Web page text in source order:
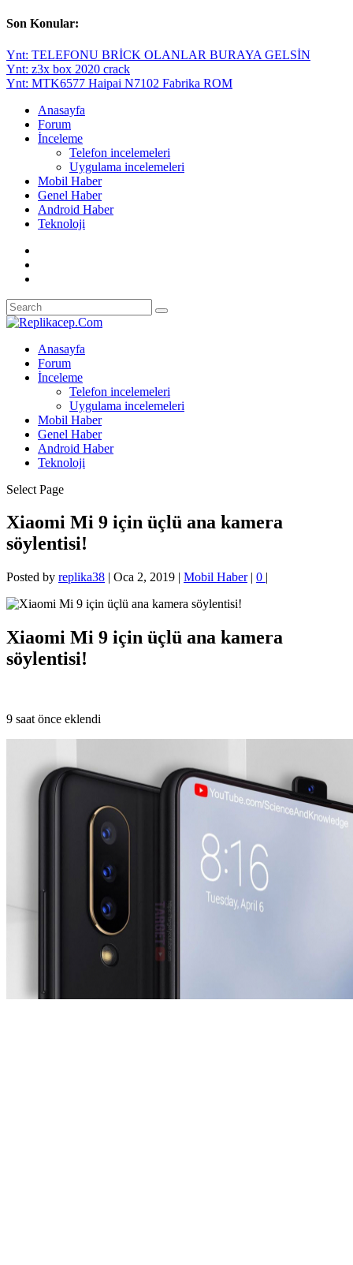
Son Konular:
Ynt: TELEFONU BRİCK OLANLAR BURAYA GELSİN
Ynt: z3x box 2020 crack
Ynt: MTK6577 Haipai N7102 Fabrika ROM
Anasayfa
Forum
İnceleme
Telefon incelemeleri
Uygulama incelemeleri
Mobil Haber
Genel Haber
Android Haber
Teknoloji
Anasayfa
Forum
İnceleme
Telefon incelemeleri
Uygulama incelemeleri
Mobil Haber
Genel Haber
Android Haber
Teknoloji
Select Page
Xiaomi Mi 9 için üçlü ana kamera
söylentisi!
Posted by replika38 | Oca 2, 2019 | Mobil Haber| 0 |
Xiaomi Mi 9 için üçlü ana kamera
söylentisi!
9 saat önce eklendi